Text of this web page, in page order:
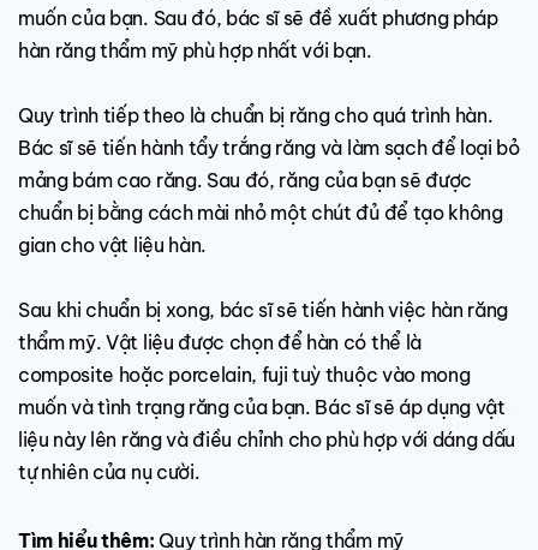
muốn của bạn. Sau đó, bác sĩ sẽ đề xuất phương pháp
hàn răng thẩm mỹ phù hợp nhất với bạn.
Quy trình tiếp theo là chuẩn bị răng cho quá trình hàn.
Bác sĩ sẽ tiến hành tẩy trắng răng và làm sạch để loại bỏ
mảng bám cao răng. Sau đó, răng của bạn sẽ được
chuẩn bị bằng cách mài nhỏ một chút đủ để tạo không
gian cho vật liệu hàn.
Sau khi chuẩn bị xong, bác sĩ sẽ tiến hành việc hàn răng
thẩm mỹ. Vật liệu được chọn để hàn có thể là
composite hoặc porcelain, fuji tuỳ thuộc vào mong
muốn và tình trạng răng của bạn. Bác sĩ sẽ áp dụng vật
liệu này lên răng và điều chỉnh cho phù hợp với dáng dấu
tự nhiên của nụ cười.
Tìm hiểu thêm: Quy trình hàn răng thẩm mỹ